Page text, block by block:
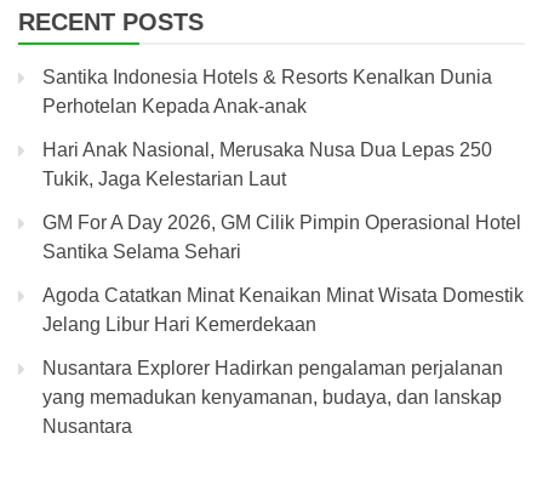
RECENT POSTS
Santika Indonesia Hotels & Resorts Kenalkan Dunia
Perhotelan Kepada Anak-anak
Hari Anak Nasional, Merusaka Nusa Dua Lepas 250
Tukik, Jaga Kelestarian Laut
GM For A Day 2026, GM Cilik Pimpin Operasional Hotel
Santika Selama Sehari
Agoda Catatkan Minat Kenaikan Minat Wisata Domestik
Jelang Libur Hari Kemerdekaan
Nusantara Explorer Hadirkan pengalaman perjalanan
yang memadukan kenyamanan, budaya, dan lanskap
Nusantara